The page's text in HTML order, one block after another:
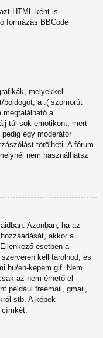
HTML-ként is
formázás BBCode
melyekkel
boldogot, a :( szomorút
megtalálható a
túl sok emotikont, mert
egy moderátor
törölheti. A fórum
nem használhatsz
Azonban, ha az
akkor a
esetben a
kell tárolnod, és
en-kepem.gif. Nem
az nem érhető el
például freemail, gmail,
stb. A képek